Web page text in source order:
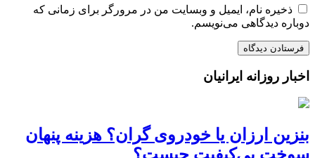
ذخیره نام، ایمیل و وبسایت من در مرورگر برای زمانی که
دوباره دیدگاهی می‌نویسم.
اخبار روزانه ایرانیان
بنزین ارزان یا خودروی گران؟ هزینه پنهان